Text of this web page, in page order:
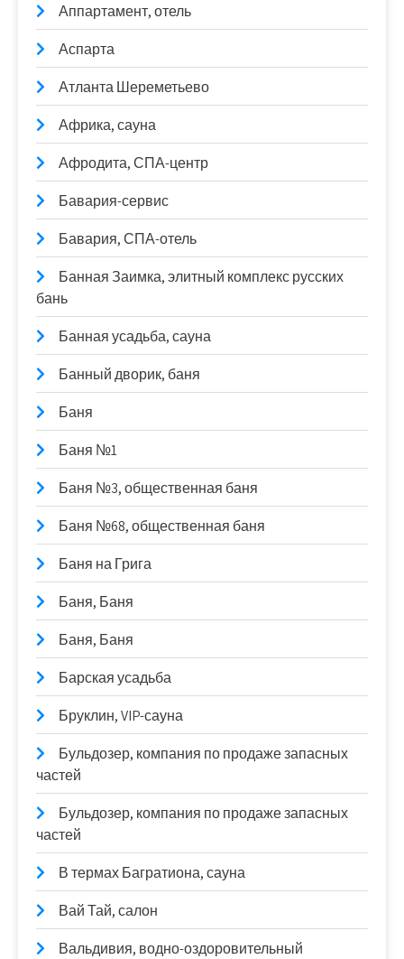
Аппартамент, отель
Аспарта
Атланта Шереметьево
Африка, сауна
Афродита, СПА-центр
Бавария-сервис
Бавария, СПА-отель
Банная Заимка, элитный комплекс русских
бань
Банная усадьба, сауна
Банный дворик, баня
Баня
Баня №1
Баня №3, общественная баня
Баня №68, общественная баня
Баня на Грига
Баня, Баня
Баня, Баня
Барская усадьба
Бруклин, VIP-сауна
Бульдозер, компания по продаже запасных
частей
Бульдозер, компания по продаже запасных
частей
В термах Багратиона, сауна
Вай Тай, салон
Вальдивия, водно-оздоровительный